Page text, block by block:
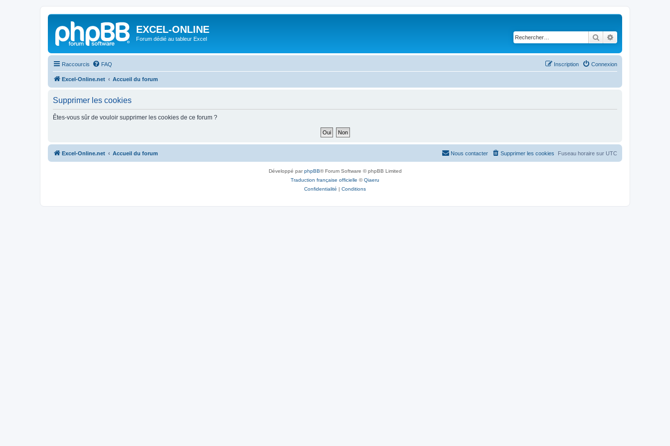
EXCEL-ONLINE
Forum dédié au tableur Excel Rechercher
Raccourcis FAQ Connexion
Inscription
Excel-Online.net Accueil du forum
Supprimer les cookies
Êtes-vous sûr de vouloir supprimer les cookies de ce forum ?
Excel-Online.net Accueil du forum Fuseau horaire sur UTC
Supprimer les cookies
Nous contacter
Développé parphpBB® Forum Software © phpBB Limited
Traduction française officielle ©Qiaeru
Confidentialité | Conditions